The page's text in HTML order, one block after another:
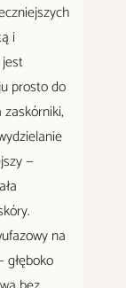
i
prosto do
—
na
głęboko